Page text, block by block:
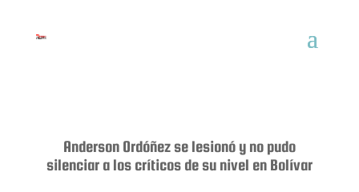
Anderson Ordóñez se lesionó y no pudo
silenciar a los críticos de su nivel en Bolívar